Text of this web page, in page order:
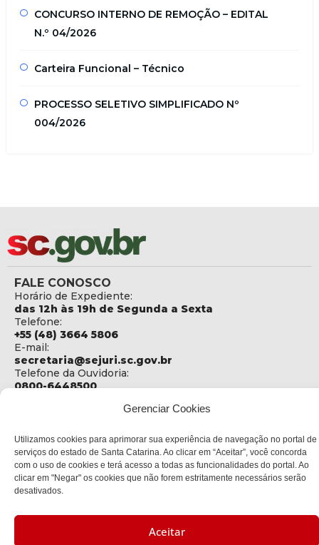
Gerenciar Cookies
Utilizamos cookies para aprimorar sua experiência de navegação no portal de
serviços do estado de Santa Catarina. Ao clicar em “Aceitar”, você concorda
com o uso de cookies e terá acesso a todas as funcionalidades do portal. Ao
clicar em "Negar" os cookies que não forem estritamente necessários serão
desativados.
Aceitar
CONCURSO INTERNO DE REMOÇÃO – EDITAL
N.º 04/2026
Carteira Funcional – Técnico
PROCESSO SELETIVO SIMPLIFICADO Nº
004/2026
FALE CONOSCO
Horário de Expediente:
das 12h às 19h de Segunda a Sexta
Telefone:
+55 (48) 3664 5806
E-mail:
secretaria@sejuri.sc.gov.br
Telefone da Ouvidoria:
0800-6448500
Social
Rua Fúlvio Aducci, 1214 - Loja 06
Bairro:
Estreito - Florianópolis - SC
88075-000